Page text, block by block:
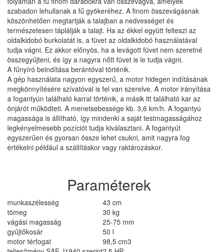
szabadon lehullanak a fű gyökeréhez. A finom összevágásnak
köszönhetően megtartják a talajban a nedvességet és
természetesen táplálják a talajt. Ha az ékkel együtt felteszi az
oldalkidobó burkolatát is, a füvet az oldalkidobó használatával
tudja vágni. Ez akkor előnyös, ha a levágott füvet nem szeretné
összegyűjteni, és így a nagyra nőtt füvet is le tudja vágni.
A fűnyíró beindítása berántóval történik.
A gép használata nagyon egyszerű, a motor hidegen indításának
megkönnyítésére szívatóval is fel van szerelve. A motor irányítása
a fogantyún található karral történik, a másik itt található kar az
önjárót működteti. A menetsebessége kb. 3,6 km/h. A fogantyú
magassága is állítható, így mindenki a saját testmagasságához
legkényelmesebb pozíciót tudja kiválasztani. A fogantyút
egyszerűen és gyorsan össze lehet csukni, amit nagyra fog
értékelni például a szállításkor vagy raktározáskor.
Paraméterek
munkaszélesség
43 cm
tömeg
30 kg
vágási magasság
25-75 mm
gyűjtőkosár
50 l
motor térfogat
98,5 cm3